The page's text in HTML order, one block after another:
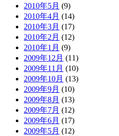
2010年5月 (9)
2010年4月 (14)
2010年3月 (17)
2010年2月 (12)
2010年1月 (9)
2009年12月 (11)
2009年11月 (10)
2009年10月 (13)
2009年9月 (10)
2009年8月 (13)
2009年7月 (12)
2009年6月 (17)
2009年5月 (12)